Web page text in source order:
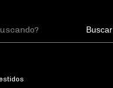
Buscar